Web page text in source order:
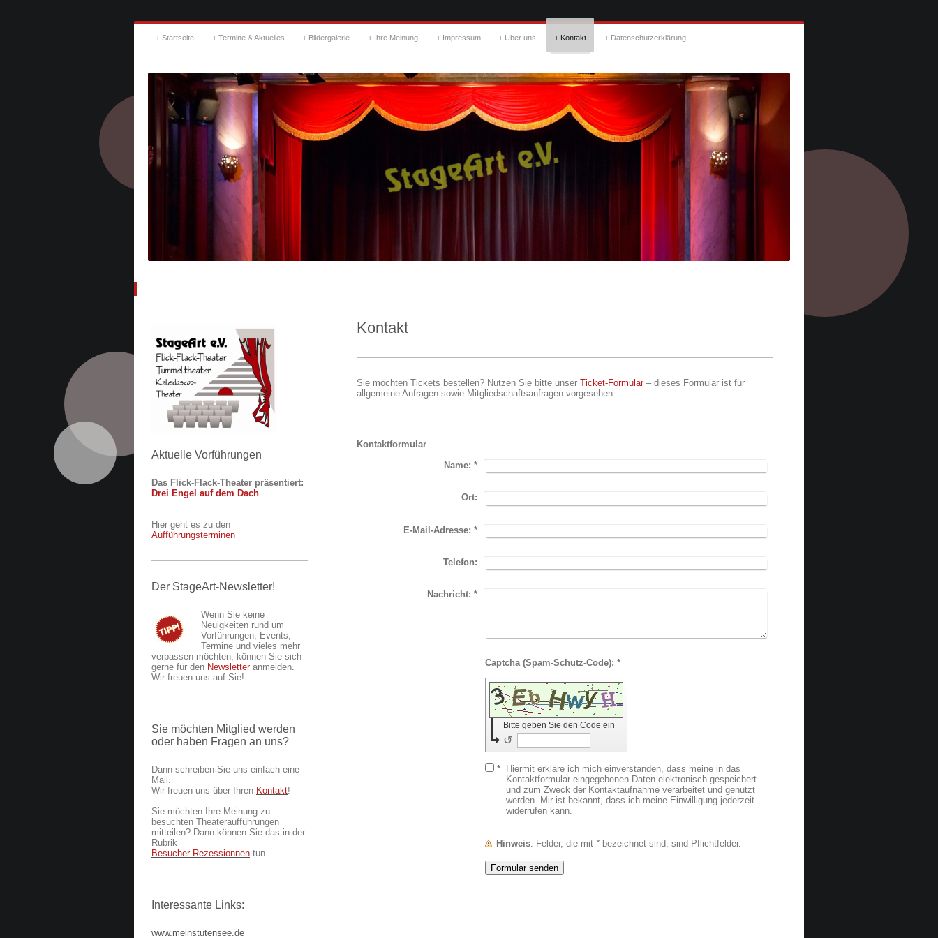
Startseite Termine & Aktuelles Bildergalerie Ihre Meinung Impressum Über uns Kontakt Datenschutzerklärung
Kontakt
Sie möchten Tickets bestellen? Nutzen Sie bitte unser Ticket-Formular– dieses Formular ist für
allgemeine Anfragen sowie Mitgliedschaftsanfragen vorgesehen.
Kontaktformular
Name: *
Ort:
E-Mail-Adresse: *
Telefon:
Nachricht: *
Captcha (Spam-Schutz-Code): *
Bitte geben Sie den Code ein
↺
*
Hiermit erkläre ich mich einverstanden, dass meine in das
Kontaktformular eingegebenen Daten elektronisch gespeichert
und zum Zweck der Kontaktaufnahme verarbeitet und genutzt
werden. Mir ist bekannt, dass ich meine Einwilligung jederzeit
widerrufen kann.
Hinweis : Felder, die mit *bezeichnet sind, sind Pflichtfelder.
Aktuelle Vorführungen
Das Flick-Flack-Theater präsentiert:
Drei Engel auf dem Dach
Hier geht es zu den
Aufführungsterminen
Der StageArt-Newsletter!
Wenn Sie keine
Neuigkeiten rund um
Vorführungen, Events,
Termine und vieles mehr
verpassen möchten, können Sie sich
gerne für den Newsletter anmelden.
Wir freuen uns auf Sie!
Sie möchten Mitglied werden
oder haben Fragen an uns?
Dann schreiben Sie uns einfach eine
Mail.
Wir freuen uns über Ihren Kontakt!
Sie möchten Ihre Meinung zu
besuchten Theateraufführungen
mitteilen? Dann können Sie das in der
Rubrik
Besucher-Rezessionnen tun.
Interessante Links:
www.meinstutensee.de